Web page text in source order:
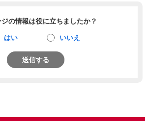
の情報は役に立ちましたか？
はい いいえ
送信する